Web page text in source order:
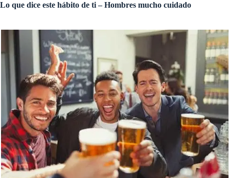
Lo que dice este hábito de ti – Hombres mucho cuidado